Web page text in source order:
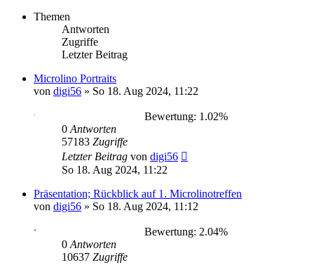
Themen
Antworten
Zugriffe
Letzter Beitrag
Microlino Portraits
von digi56 » So 18. Aug 2024, 11:22
Bewertung: 1.02%
0 Antworten
57183 Zugriffe
Letzter Beitrag von digi56
So 18. Aug 2024, 11:22
Präsentation; Rückblick auf 1. Microlinotreffen
von digi56 » So 18. Aug 2024, 11:12
Bewertung: 2.04%
0 Antworten
10637 Zugriffe